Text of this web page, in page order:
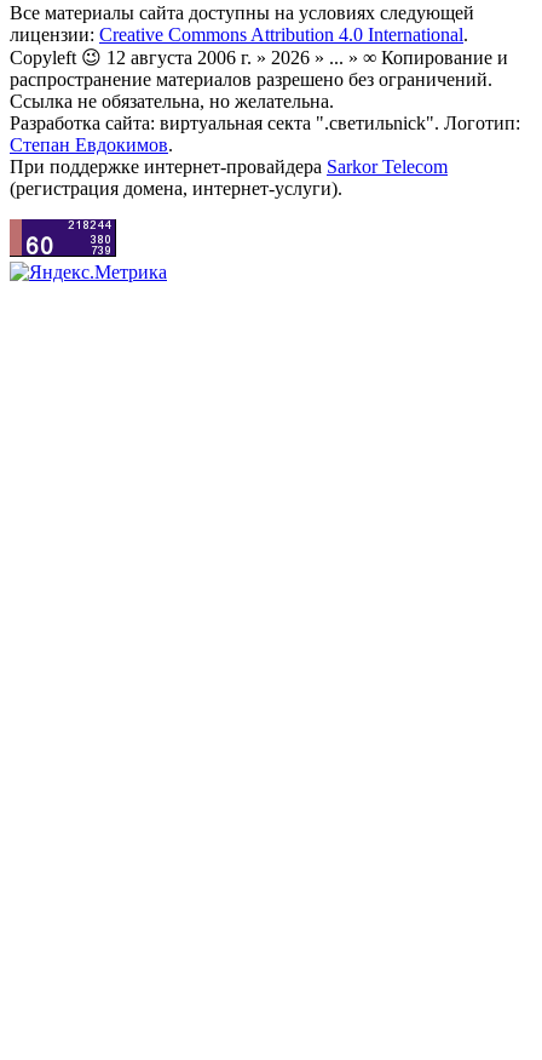
Все материалы сайта доступны на условиях следующей
лицензии: Creative Commons Attribution 4.0 International.
Copyleft 😉 12 августа 2006 г. » 2026 » ... » ∞ Копирование и
распространение материалов разрешено без ограничений.
Ссылка не обязательна, но желательна.
Разработка сайта: виртуальная секта ".светильnick". Логотип:
Степан Евдокимов.
При поддержке интернет-провайдера Sarkor Telecom
(регистрация домена, интернет-услуги).